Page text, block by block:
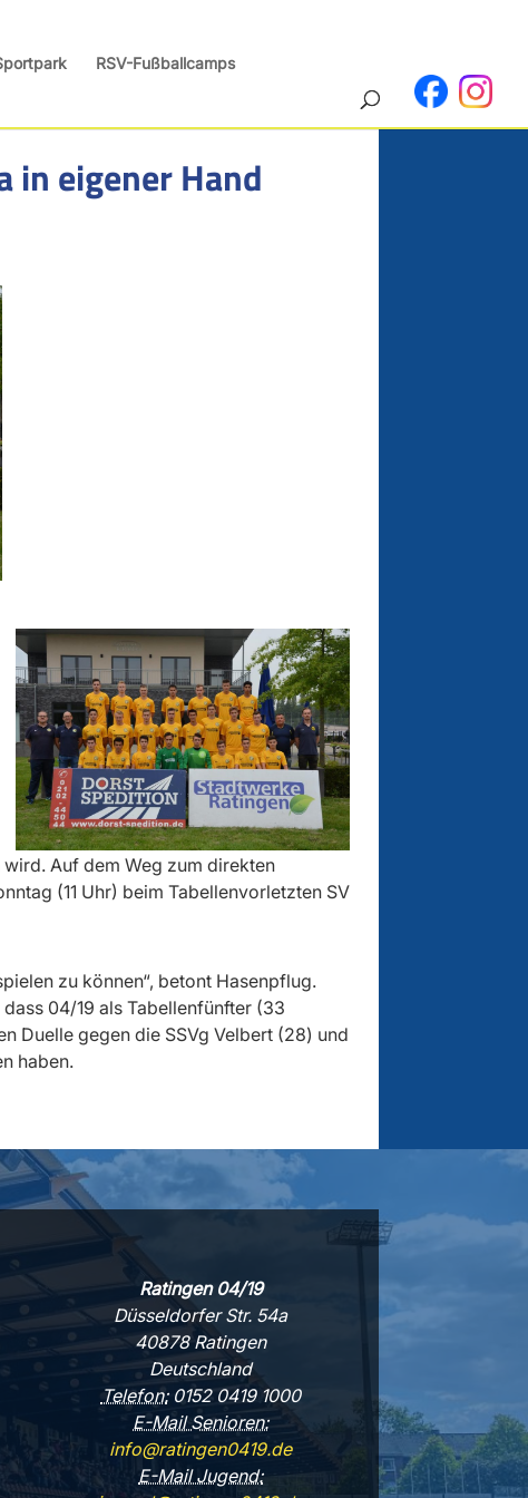
RSV-Fußballcamps
in eigener Hand
Auf dem Weg zum direkten
(11 Uhr) beim Tabellenvorletzten SV
zu können“, betont Hasenpflug.
04/19 als Tabellenfünfter (33
Duelle gegen die SSVg Velbert (28) und
haben.
Ratingen 04/19
Düsseldorfer Str. 54a
40878 Ratingen
Deutschland
Telefon:0152 0419 1000
E-Mail Senioren:
info@ratingen0419.de
E-Mail Jugend: